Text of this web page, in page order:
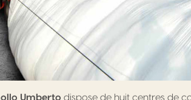
Umberto dispose de huit centres de